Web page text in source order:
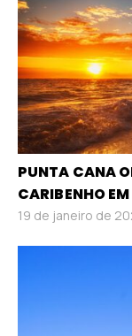
PUNTA CANA
CARIBENHO
19 de janeiro de